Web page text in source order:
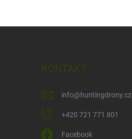
KONTAKT
info@huntingdrony.cz
+420 721 771 801
Facebook